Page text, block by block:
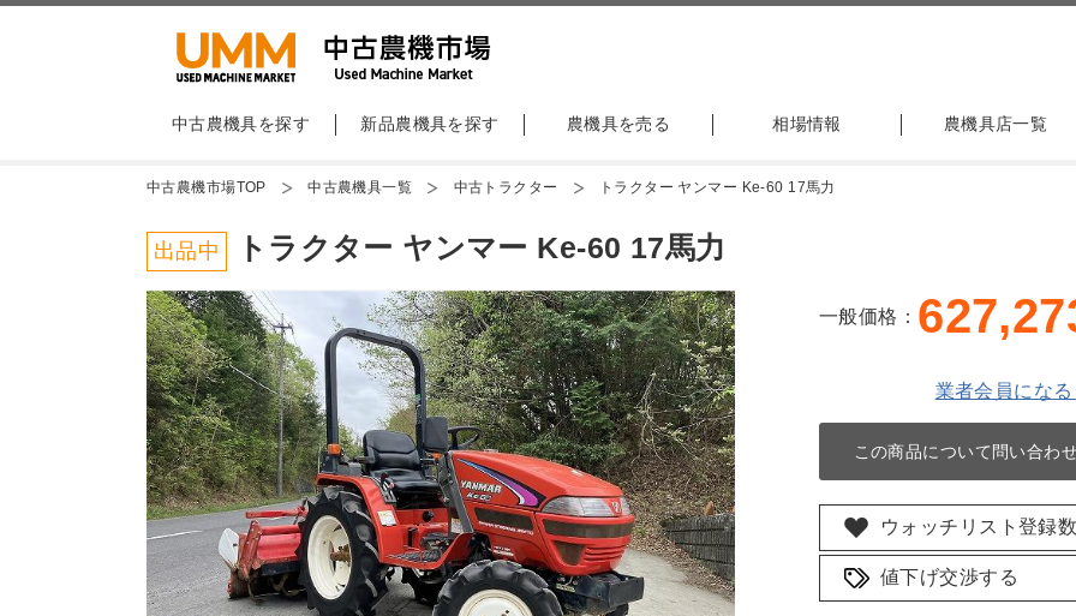
中古農機具を探す 新品農機具を探す 農機具を売る 相場情報 農機具店一覧
中古農機市場TOP 中古農機具一覧 中古トラクター トラクター ヤンマー Ke-60 17馬力
出品中 トラクター ヤンマー Ke-60 17馬力
一般価格：
業者会員にな
この商品について問い合わ
ウォッチリスト登録
値下げ交渉する